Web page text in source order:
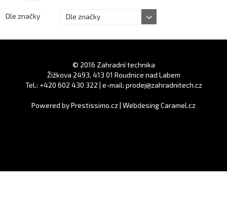
Dle značky Dle značky
© 2016 Zahradní technika
Žižkova 2493, 413 01 Roudnice nad Labem
Tel.: +420 602 430 322 | e-mail: prodej@zahradnitech.cz
Powered byPrestissimo.cz| Webdesing Caramel.cz